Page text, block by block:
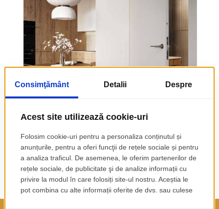
CATALOG PORTA DOORS
Vezi Produs